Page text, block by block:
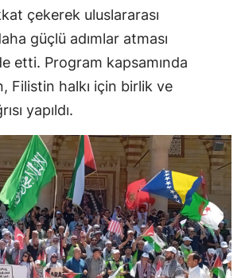
çekerek uluslararası
güçlü adımlar atması
etti. Program kapsamında
Filistin halkı için birlik ve
yapıldı.